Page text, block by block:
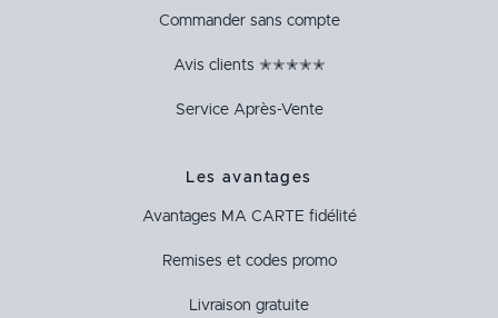
Commander sans compte
Avis clients ✭✭✭✭✭
Service Après-Vente
Les avantages
Avantages MA CARTE fidélité
Remises et codes promo
Livraison gratuite